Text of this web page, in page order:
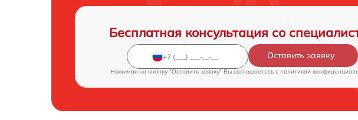
Бесплатная консультация со
Оставить заявку
Нажимая на кнопку "Оставить заявку" Вы соглашаетесь c политикой